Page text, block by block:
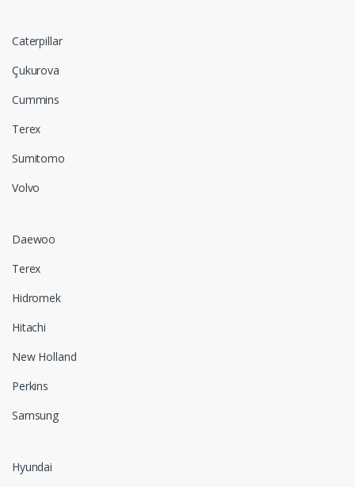
Caterpillar
Çukurova
Cummins
Terex
Sumitomo
Volvo
Daewoo
Terex
Hidromek
Hitachi
New Holland
Perkins
Samsung
Hyundai